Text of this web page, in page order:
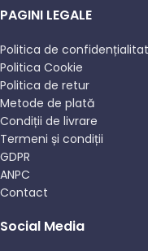
PAGINI LEGALE
Politica de
Politica Cookie
Politica de retur
Metode de plată
Condiții de livrare
Termeni și condiții
GDPR
ANPC
Contact
Social Media